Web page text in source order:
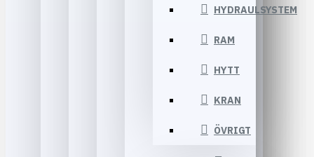
HYDRAULSYSTEM
RAM
HYTT
KRAN
ÖVRIGT